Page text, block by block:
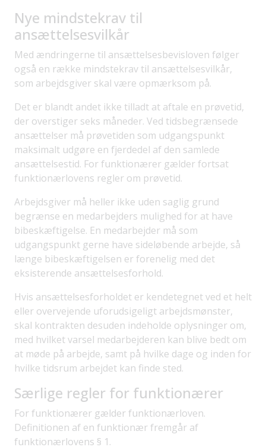
Nye mindstekrav til
ansættelsesvilkår
Med ændringerne til ansættelsesbevisloven følger
også en række mindstekrav til ansættelsesvilkår,
som arbejdsgiver skal være opmærksom på.
Det er blandt andet ikke tilladt at aftale en prøvetid,
der overstiger seks måneder. Ved tidsbegrænsede
ansættelser må prøvetiden som udgangspunkt
maksimalt udgøre en fjerdedel af den samlede
ansættelsestid. For funktionærer gælder fortsat
funktionærlovens regler om prøvetid.
Arbejdsgiver må heller ikke uden saglig grund
begrænse en medarbejders mulighed for at have
bibeskæftigelse. En medarbejder må som
udgangspunkt gerne have sideløbende arbejde, så
længe bibeskæftigelsen er forenelig med det
eksisterende ansættelsesforhold.
Hvis ansættelsesforholdet er kendetegnet ved et helt
eller overvejende uforudsigeligt arbejdsmønster,
skal kontrakten desuden indeholde oplysninger om,
med hvilket varsel medarbejderen kan blive bedt om
at møde på arbejde, samt på hvilke dage og inden for
hvilke tidsrum arbejdet kan finde sted.
Særlige regler for funktionærer
For funktionærer gælder funktionærloven.
Definitionen af en funktionær fremgår af
funktionærlovens § 1.